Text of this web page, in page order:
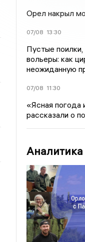
Орел накрыл
07/08 13:30
Пустые
вольеры: как
неожиданную
07/08 11:30
«Ясная погода
рассказали о
Аналитика